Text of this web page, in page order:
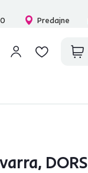
Predajne